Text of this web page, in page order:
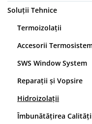
Profile Tencuieli
Reparare Beton,
Ancorări
Mortare Speciale
Profile Decorative
Ancadramente Uși și
Soluții Tehnice
Termoizolații
Accesorii
SWS Window System
Reparații și Vopsire
Hidroizolații
Îmbunătăţirea